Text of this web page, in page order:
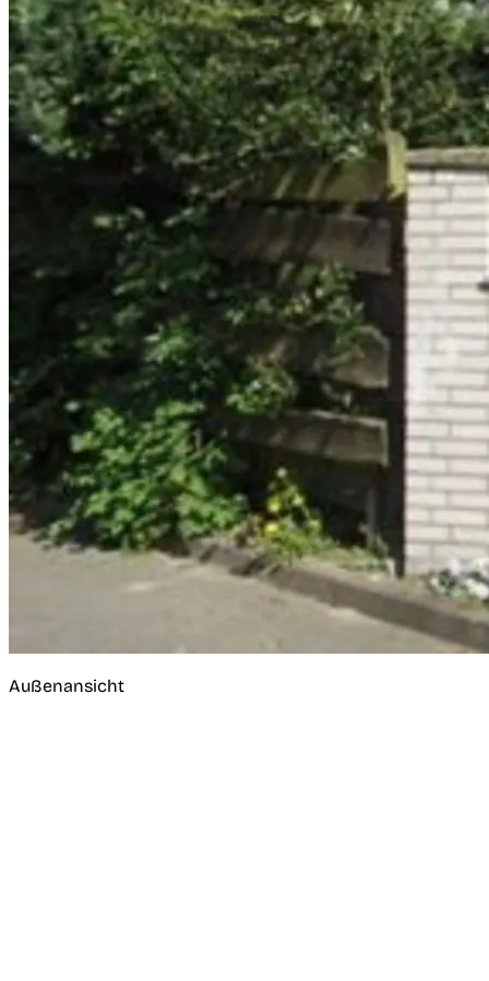
Außenansicht